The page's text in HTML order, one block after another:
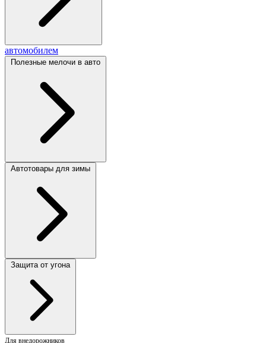
автомобилем
Полезные мелочи в авто
Автотовары для зимы
Защита от угона
Для внедорожников